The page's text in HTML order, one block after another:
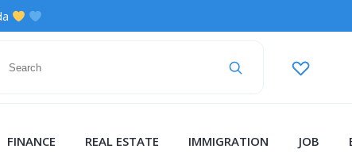
FINANCE REAL ESTATE IMMIGRATION JOB